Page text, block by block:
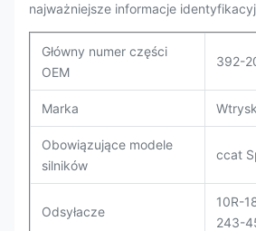
najważniejsze informacje
Główny numer części
OEM
392-
Marka
Obowiązujące modele
silników
ccat
Odsyłacze
10R-
243-